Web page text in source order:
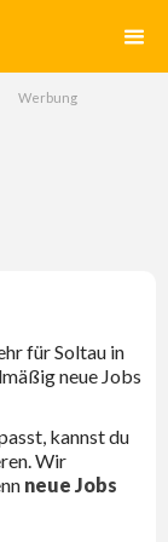
für Soltau in
neue Jobs
kannst du
Wir
neue Jobs